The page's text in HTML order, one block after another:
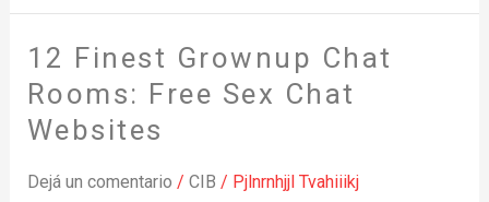
12 Finest Grownup Chat
Rooms: Free Sex Chat
Websites
Dejá un comentario / CIB / Pjlnrnhjjl Tvahiiikj
12
Finest
Grownup
Chat
Free